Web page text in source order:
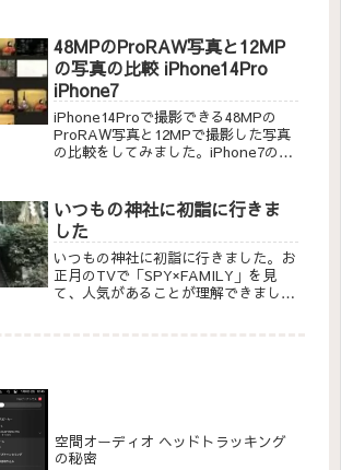
りたおすのが楽しみです。
48MPのProRAW写真と12MP
の写真の比較 iPhone14Pro
iPhone7
iPhone14Proで撮影できる48MPの
ProRAW写真と12MPで撮影した写真
の比較をしてみました。iPhone7の
いつもの神社に初詣に行きま
した
いつもの神社に初詣に行きました。お
正月のTVで「SPY×FAMILY」を見
て、人気があることが理解できまし
空間オーディオ ヘッドトラッキング
の秘密